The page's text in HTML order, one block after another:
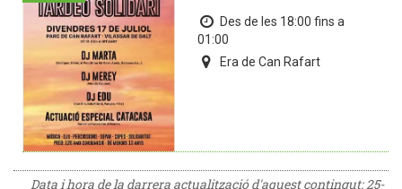
Des de les 18:00 fins a
01:00
Era de Can Rafart
Data i hora de la darrera actualització d'aquest contingut:25-